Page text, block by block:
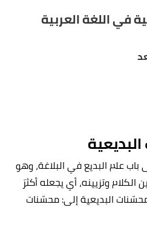
في اللغة العربية
علم البديع في البلاغة، وهو
وتزيينه، أي يجعله أكثرَ
البديعية إلى: محسّنات